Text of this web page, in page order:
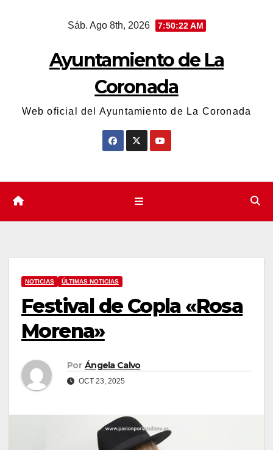
Sáb. Ago 8th, 2026 7:50:22 AM
Ayuntamiento de La
Coronada
Web oficial del Ayuntamiento de La Coronada
NOTICIAS ÚLTIMAS NOTICIAS
Festival de Copla «Rosa
Morena»
Por Ángela Calvo
OCT 23, 2025